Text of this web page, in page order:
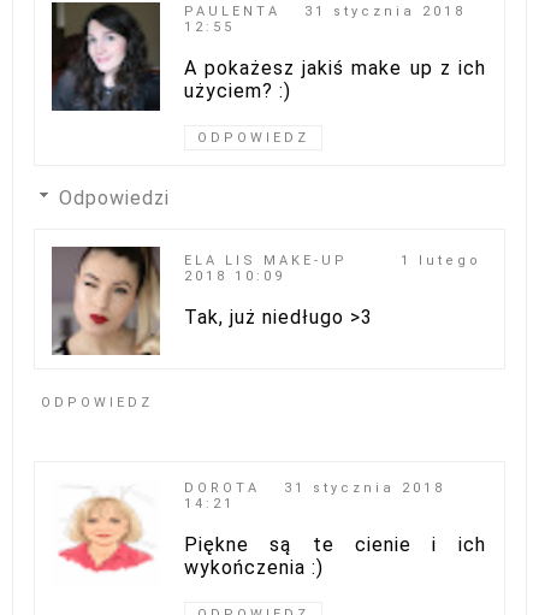
PAULENTA
31 stycznia 2018
12:55
A pokażesz jakiś make up z ich
użyciem? :)
ODPOWIEDZ
Odpowiedzi
ELA LIS MAKE-UP
1 lutego
2018 10:09
Tak, już niedługo >3
ODPOWIEDZ
DOROTA
31 stycznia 2018
14:21
Piękne są te cienie i ich
wykończenia :)